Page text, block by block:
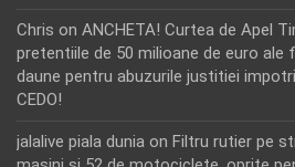
Chris on ANCHETA! Curtea de Apel
pretentiile de 50 milioane de euro ale
daune pentru abuzurile justitiei
CEDO!
jalalive piala dunia on Filtru rutier pe